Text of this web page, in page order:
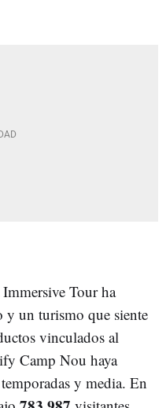
Tour ha
y un turismo que siente
vinculados al
Camp Nou haya
y media. En